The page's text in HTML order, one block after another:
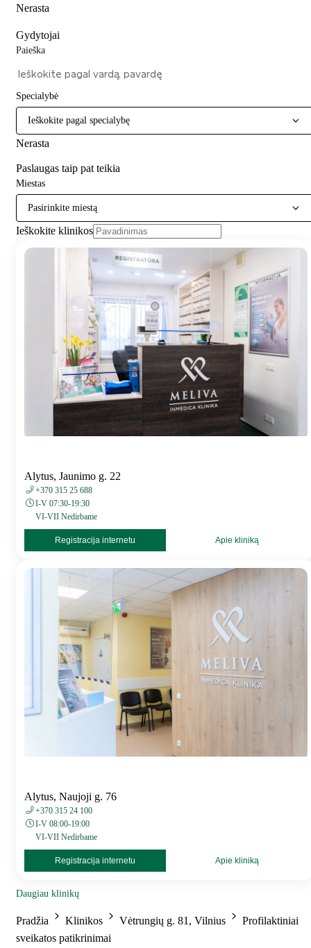
Nerasta
Gydytojai
Paieška
Specialybė
Ieškokite pagal specialybę
Nerasta
Paslaugas taip pat teikia
Miestas
Pasirinkite miestą
Ieškokite klinikos
Alytus, Jaunimo g. 22
+370 315 25 688
I-V 07:30-19:30
VI-VII Nedirbame
Registracija internetu Apie kliniką
Alytus, Naujoji g. 76
+370 315 24 100
I-V 08:00-19:00
VI-VII Nedirbame
Registracija internetu Apie kliniką
Daugiau klinikų
Pradžia Klinikos Vėtrungių g. 81, Vilnius
Profilaktiniai
sveikatos patikrinimai